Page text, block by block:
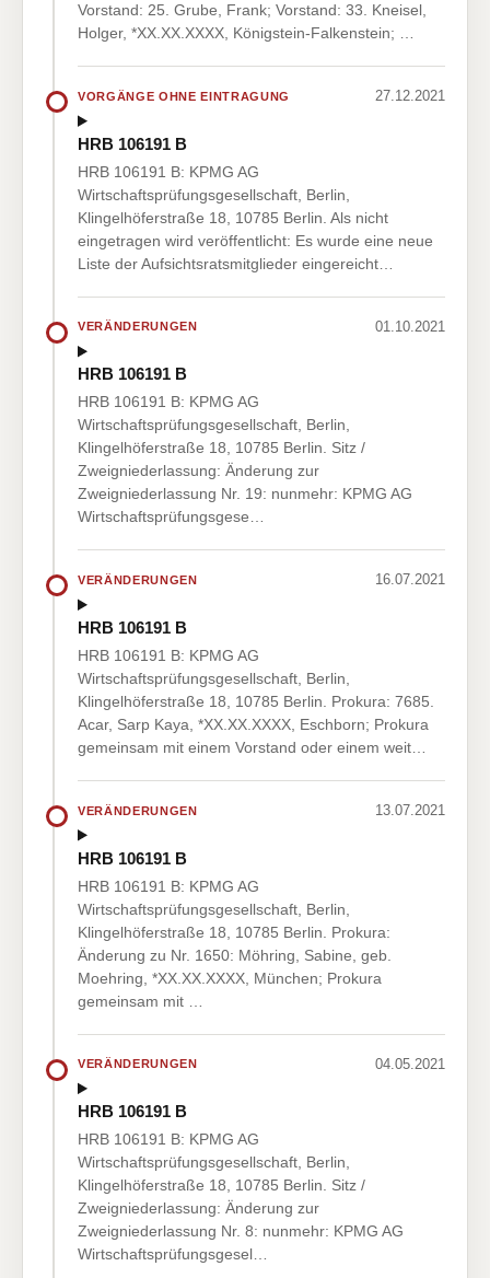
Vorstand: 25. Grube, Frank; Vorstand: 33. Kneisel,
Holger, *XX.XX.XXXX, Königstein-Falkenstein; …
VORGÄNGE OHNE EINTRAGUNG 27.12.2021
HRB 106191 B
HRB 106191 B: KPMG AG
Wirtschaftsprüfungsgesellschaft, Berlin,
Klingelhöferstraße 18, 10785 Berlin. Als nicht
eingetragen wird veröffentlicht: Es wurde eine neue
Liste der Aufsichtsratsmitglieder eingereicht…
VERÄNDERUNGEN 01.10.2021
HRB 106191 B
HRB 106191 B: KPMG AG
Wirtschaftsprüfungsgesellschaft, Berlin,
Klingelhöferstraße 18, 10785 Berlin. Sitz /
Zweigniederlassung: Änderung zur
Zweigniederlassung Nr. 19: nunmehr: KPMG AG
Wirtschaftsprüfungsgese…
VERÄNDERUNGEN 16.07.2021
HRB 106191 B
HRB 106191 B: KPMG AG
Wirtschaftsprüfungsgesellschaft, Berlin,
Klingelhöferstraße 18, 10785 Berlin. Prokura: 7685.
Acar, Sarp Kaya, *XX.XX.XXXX, Eschborn; Prokura
gemeinsam mit einem Vorstand oder einem weit…
VERÄNDERUNGEN 13.07.2021
HRB 106191 B
HRB 106191 B: KPMG AG
Wirtschaftsprüfungsgesellschaft, Berlin,
Klingelhöferstraße 18, 10785 Berlin. Prokura:
Änderung zu Nr. 1650: Möhring, Sabine, geb.
Moehring, *XX.XX.XXXX, München; Prokura
gemeinsam mit …
VERÄNDERUNGEN 04.05.2021
HRB 106191 B
HRB 106191 B: KPMG AG
Wirtschaftsprüfungsgesellschaft, Berlin,
Klingelhöferstraße 18, 10785 Berlin. Sitz /
Zweigniederlassung: Änderung zur
Zweigniederlassung Nr. 8: nunmehr: KPMG AG
Wirtschaftsprüfungsgesel…